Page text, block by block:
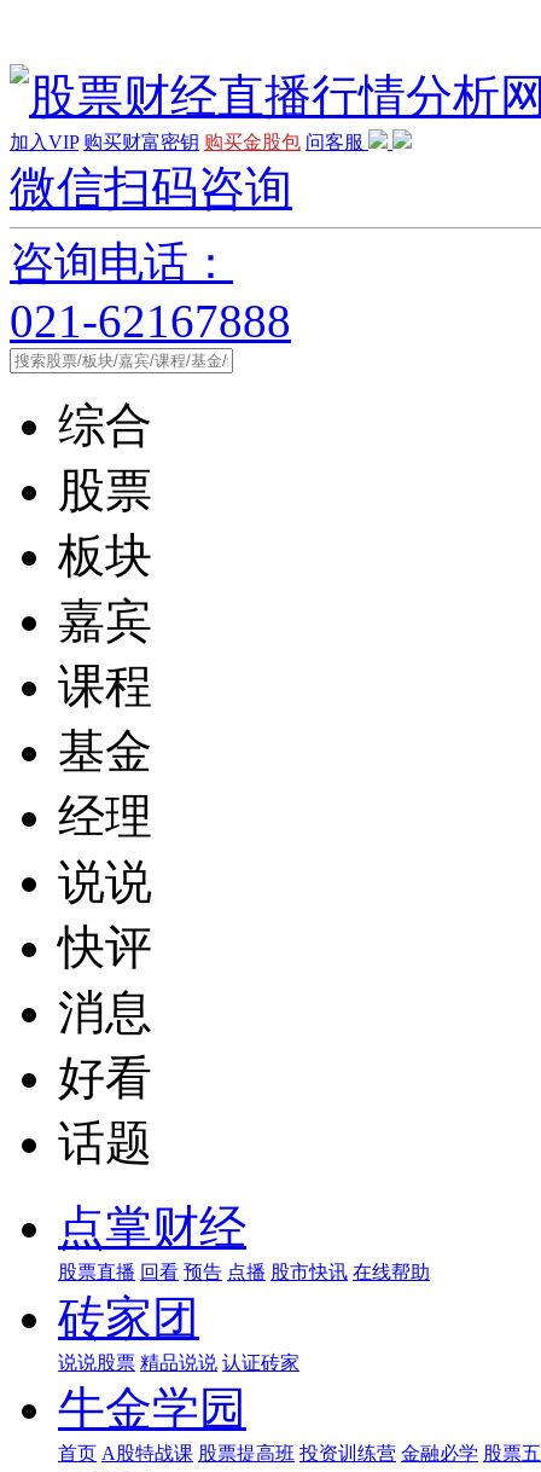
加入VIP 购买财富密钥 购买金股包 问客服
微信扫码咨询
咨询电话：
021-62167888
综合
股票
板块
嘉宾
课程
基金
经理
说说
快评
消息
好看
话题
点掌财经
股票直播 回看 预告 点播 股市快讯 在线帮助
砖家团
说说股票 精品说说 认证砖家
牛金学园
首页 A股特战课 股票提高班 投资训练营 金融必学 股票